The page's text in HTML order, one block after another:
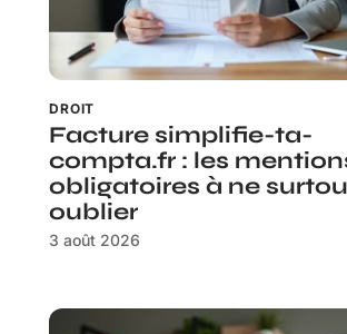
DROIT
Facture simplifie-ta-
compta.fr : les
obligatoires à ne
oublier
3 août 2026